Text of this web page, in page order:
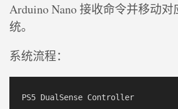
Arduino Nano 接收命令并移动
统。
系统流程：
PS5 DualSense Controller